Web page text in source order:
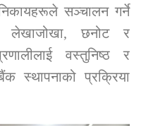
सञ्‍चालन गर्ने
लेखाजोखा,छनोट
र
वस्तुनिष्‍ठ र
स्थापनाको प्रक्रिया